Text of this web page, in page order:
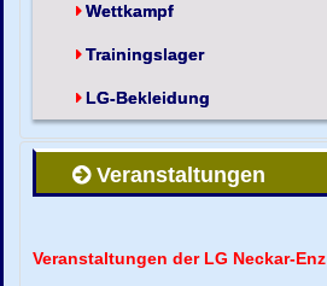
Wettkampf
Trainingslager
LG-Bekleidung
Veranstaltungen
Veranstaltungen der LG Neckar-Enz